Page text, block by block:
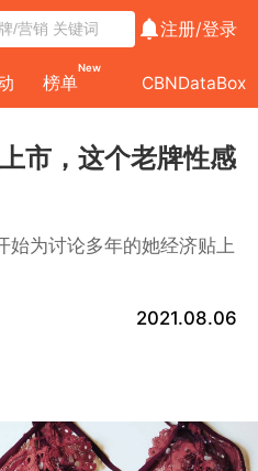
注册/登录
榜单
New
CBNDataBox
市，这个老牌性感
始为讨论多年的她经济贴上
2021.08.06